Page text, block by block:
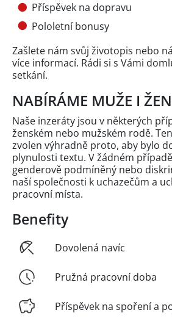
Příspěvek na dopravu
Pololetní bonusy
Zašlete nám svůj životopis nebo
více informací. Rádi si s Vámi
setkání.
NABÍRÁME MUŽE I
Naše inzeráty jsou v některých
ženském nebo mužském rodě.
zvolen výhradně proto, aby bylo
plynulosti textu. V žádném
genderově podmíněný nebo
naší společnosti k uchazečům a
pracovní místa.
Benefity
Dovolená navíc
Pružná pracovní doba
Příspěvek na spoření a